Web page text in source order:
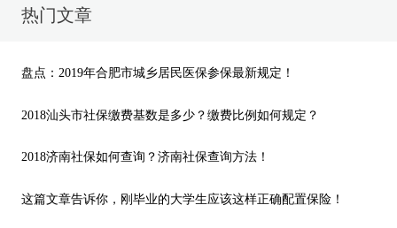
热门文章
盘点：2019年合肥市城乡居民医保参保最新规定！
2018汕头市社保缴费基数是多少？缴费比例如何规定？
2018济南社保如何查询？济南社保查询方法！
这篇文章告诉你，刚毕业的大学生应该这样正确配置保险！